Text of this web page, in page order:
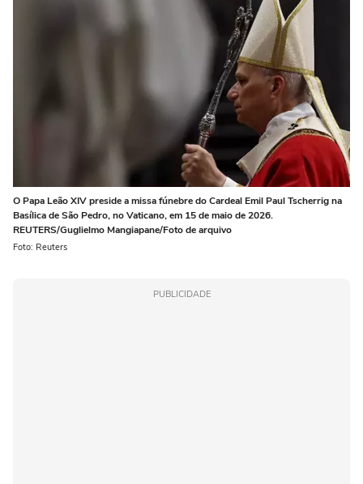
O Papa Leão XIV preside a missa fúnebre do Cardeal Emil Paul Tscherrig na
Basílica de São Pedro, no Vaticano, em 15 de maio de 2026.
REUTERS/Guglielmo Mangiapane/Foto de arquivo
Foto: Reuters
PUBLICIDADE